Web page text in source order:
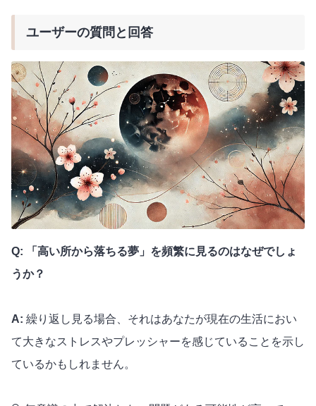
ユーザーの質問と回答
Q: 「高い所から落ちる夢」を頻繁に見るのはなぜでしょ
うか？
A: 繰り返し見る場合、それはあなたが現在の生活におい
て大きなストレスやプレッシャーを感じていることを示し
ているかもしれません。